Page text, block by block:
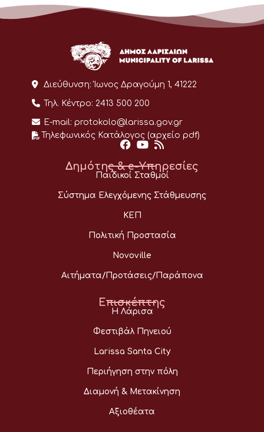
Διεύθυνση: Ίωνος Δραγούμη 1, 41222
Τηλ. Κέντρο: 2413 500 200
E-mail: protokolo@larissa.gov.gr
Τηλεφωνικός Κατάλογος (αρχείο pdf)
Δημότης & e-Υπηρεσίες
Παιδικοί Σταθμοί
Σύστημα Ελεγχόμενης Στάθμευσης
ΚΕΠ
Πολιτική Προστασία
Novoville
Αιτήματα/Προτάσεις/Παράπονα
Επισκέπτης
Η Λάρισα
Φεστιβάλ Πηνειού
Larissa Santa City
Περιήγηση στην πόλη
Διαμονή & Μετακίνηση
Αξιοθέατα